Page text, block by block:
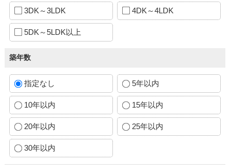
3DK～3LDK 4DK～4LDK
5DK～5LDK以上
築年数
指定なし 5年以内
10年以内 15年以内
20年以内 25年以内
30年以内